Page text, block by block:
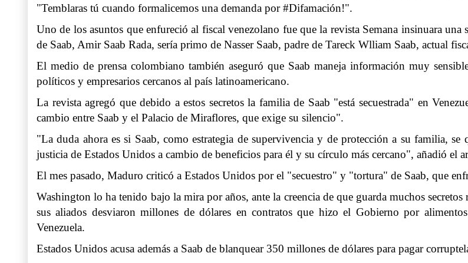
"Temblaras tú cuando formalicemos una demanda por #Difamación!".
Uno de los asuntos que enfureció al fiscal venezolano fue que la revista Semana insinuara
de Saab, Amir Saab Rada, sería primo de Nasser Saab, padre de Tareck Wlliam Saab, actual
El medio de prensa colombiano también aseguró que Saab maneja información muy
políticos y empresarios cercanos al país latinoamericano.
La revista agregó que debido a estos secretos la familia de Saab "está secuestrada" en
cambio entre Saab y el Palacio de Miraflores, que exige su silencio".
"La duda ahora es si Saab, como estrategia de supervivencia y de protección a su familia,
justicia de Estados Unidos a cambio de beneficios para él y su círculo más cercano", añadió el
El mes pasado, Maduro criticó a Estados Unidos por el "secuestro" y "tortura" de Saab, que
Washington lo ha tenido bajo la mira por años, ante la creencia de que guarda muchos
sus aliados desviaron millones de dólares en contratos que hizo el Gobierno por
Venezuela.
Estados Unidos acusa además a Saab de blanquear 350 millones de dólares para pagar